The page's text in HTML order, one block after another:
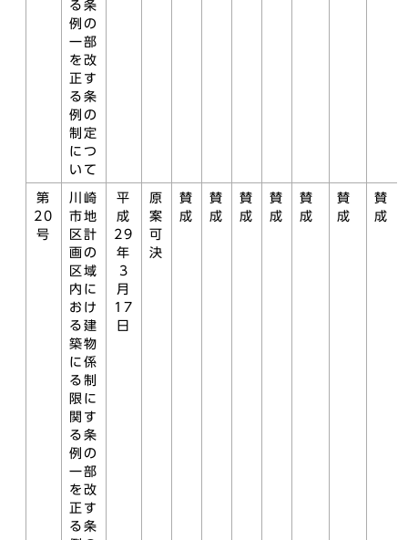
る条
例の
一部
を改
正す
る条
例の
制定
につ
いて
第
20
号
川崎
市地
区計
画の
区域
内に
おけ
る建
築物
に係
る制
限に
関す
る条
例の
一部
を改
正す
る条
平
成
29
年
3
月
17
日
原
案
可
決
賛
成
賛
成
賛
成
賛
成
賛
成
賛
成
賛
成